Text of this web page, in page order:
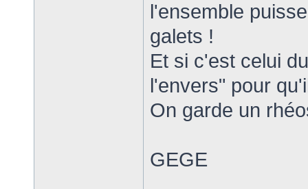
l'ensemble
galets !
Et si c'est celui
l'envers" pour
On garde un
GEGE